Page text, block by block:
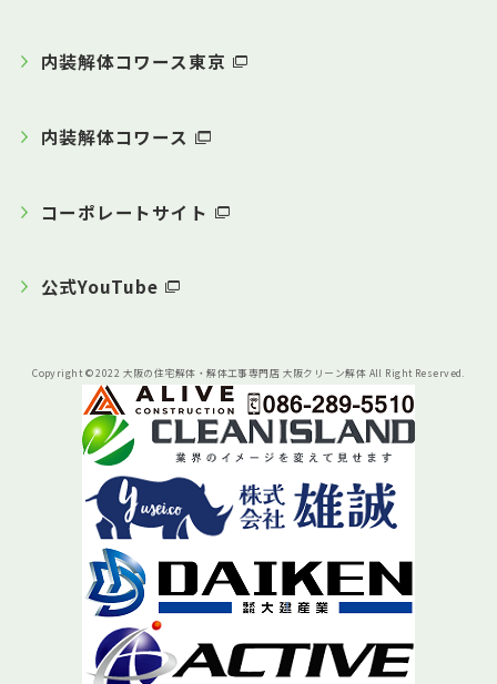
内装解体コワース東京
内装解体コワース
コーポレートサイト
公式YouTube
Copyright © 2022 大阪の住宅解体・解体工事専門店 大阪クリーン解体 All Right Reserved.